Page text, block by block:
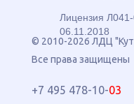
Лицензия
06.11.2018
© 2010-2026 ЛДЦ
Все права защищены
+7 495 478-10-03